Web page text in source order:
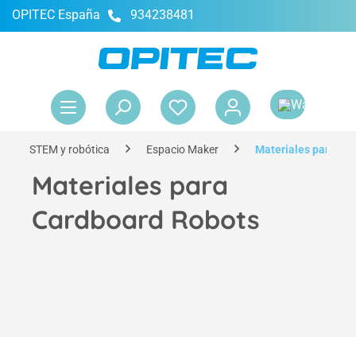
principal
OPITEC España 934238481
STEM y robótica Espacio Maker Materiales para
Materiales para
Cardboard Robots